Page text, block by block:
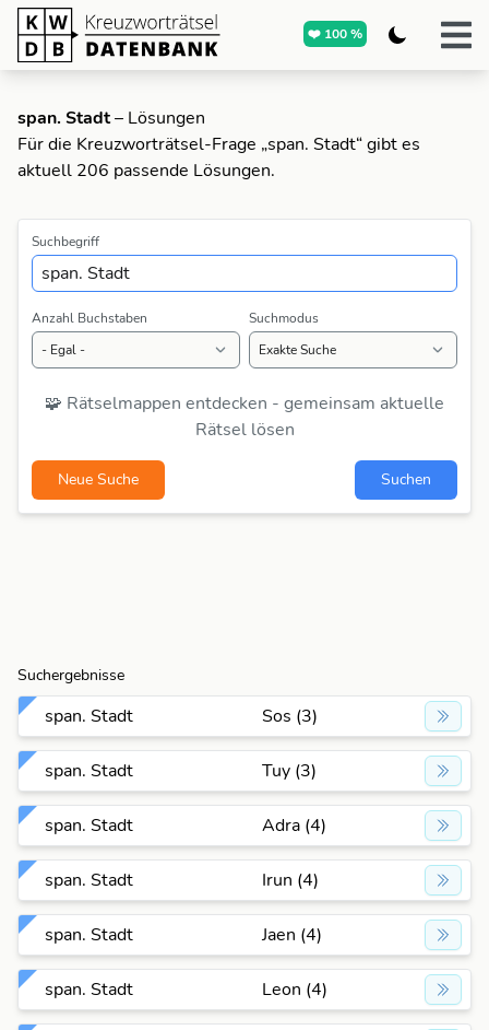
❤️ 100 %
span. Stadt– Lösungen
Für die Kreuzworträtsel-Frage „span. Stadt“ gibt es
aktuell 206 passende Lösungen.
Suchbegriff
Anzahl Buchstaben Suchmodus
🧩 Rätselmappen entdecken - gemeinsam aktuelle
Rätsel lösen
Neue Suche Suchen
Suchergebnisse
span. Stadt Sos (3)
span. Stadt Tuy (3)
span. Stadt Adra (4)
span. Stadt Irun (4)
span. Stadt Jaen (4)
span. Stadt Leon (4)